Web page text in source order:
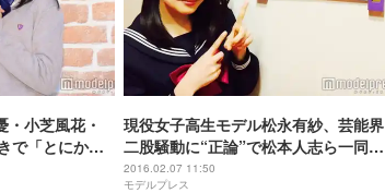
小芝風花・
で「とにかく
現役女子高生モデル松永有紗、芸能界
二股騒動に“正論”で松本人志ら一同納
得＜コメント到着＞
2016.02.07 11:50
モデルプレス